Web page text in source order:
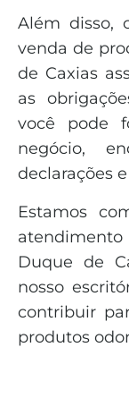
Além disso,
venda de
de Caxias
as
você pode
negócio,
declarações
Estamos
Duque de
nosso
contribuir
produtos